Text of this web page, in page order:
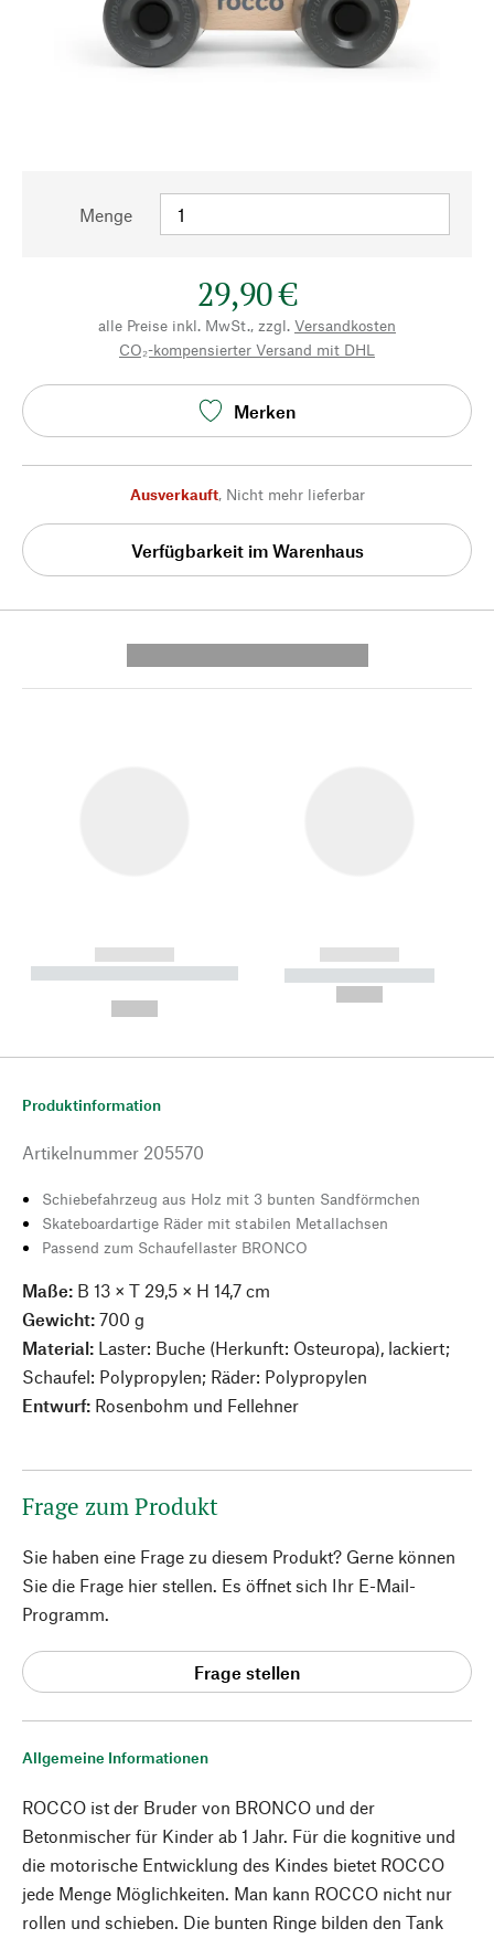
Menge
29,90 €
alle Preise inkl. MwSt., zzgl. Versandkosten
CO₂-kompensierter Versand mit DHL
Merken
Ausverkauft, Nicht mehr lieferbar
Verfügbarkeit im Warenhaus
------------
----------- ----------- --------
------------
----------- -----------
Allgemeine Informationen
ROCCO ist der Bruder von BRONCO und der
Betonmischer für Kinder ab 1 Jahr. Für die kognitive und
die motorische Entwicklung des Kindes bietet ROCCO
jede Menge Möglichkeiten. Man kann ROCCO nicht nur
rollen und schieben. Die bunten Ringe bilden den Tank
Produktinformation
Artikelnummer 205570
Schiebefahrzeug aus Holz mit 3 bunten Sandförmchen
Skateboardartige Räder mit stabilen Metallachsen
Passend zum Schaufellaster BRONCO
Maße: B 13 × T 29,5 × H 14,7 cm
Gewicht: 700 g
Material: Laster: Buche (Herkunft: Osteuropa), lackiert;
Schaufel: Polypropylen; Räder: Polypropylen
Entwurf: Rosenbohm und Fellehner
Frage zum Produkt
Sie haben eine Frage zu diesem Produkt? Gerne können
Sie die Frage hier stellen. Es öffnet sich Ihr E-Mail-
Programm.
Frage stellen